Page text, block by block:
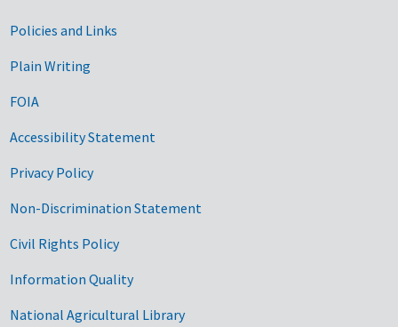
Government Links
Policies and Links
Plain Writing
FOIA
Accessibility Statement
Privacy Policy
Non-Discrimination Statement
Civil Rights Policy
Information Quality
National Agricultural Library